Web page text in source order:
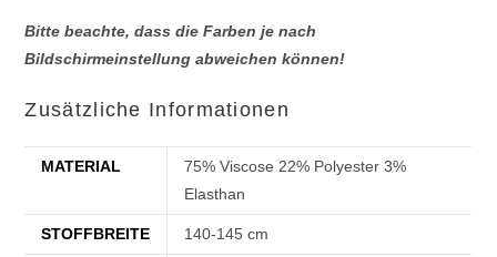
Bitte beachte, dass die Farben je nach
Bildschirmeinstellung abweichen können!
Zusätzliche Informationen
MATERIAL
75% Viscose 22% Polyester 3%
Elasthan
STOFFBREITE 140-145 cm